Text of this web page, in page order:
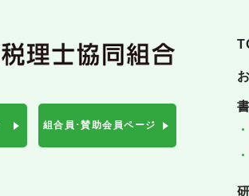
組合員･賛助会員ページ